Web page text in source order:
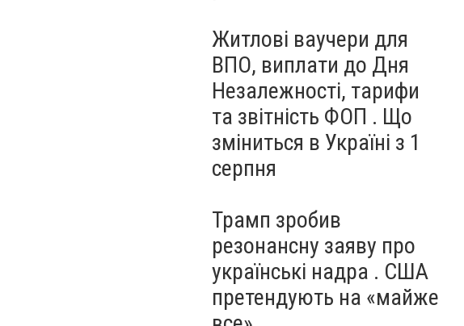
Житлові ваучери для
ВПО, виплати до Дня
Незалежності, тарифи
та звітність ФОП . Що
зміниться в Україні з 1
серпня
Трамп зробив
резонансну заяву про
українські надра . США
претендують на «майже